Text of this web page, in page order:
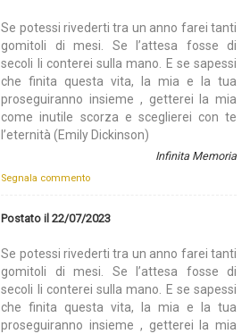
Se potessi rivederti tra un anno farei tanti
gomitoli di mesi. Se l’attesa fosse di
secoli li conterei sulla mano. E se sapessi
che finita questa vita, la mia e la tua
proseguiranno insieme , getterei la mia
come inutile scorza e sceglierei con te
l’eternità (Emily Dickinson)
Infinita Memoria
Segnala commento
Postato il 22/07/2023
Se potessi rivederti tra un anno farei tanti
gomitoli di mesi. Se l’attesa fosse di
secoli li conterei sulla mano. E se sapessi
che finita questa vita, la mia e la tua
proseguiranno insieme , getterei la mia